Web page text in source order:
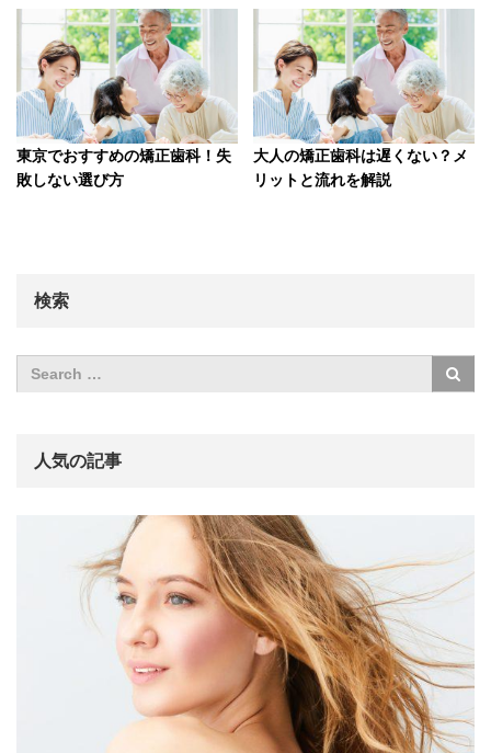
東京でおすすめの矯正歯科！失
敗しない選び方
大人の矯正歯科は遅くない？メ
リットと流れを解説
検索
人気の記事